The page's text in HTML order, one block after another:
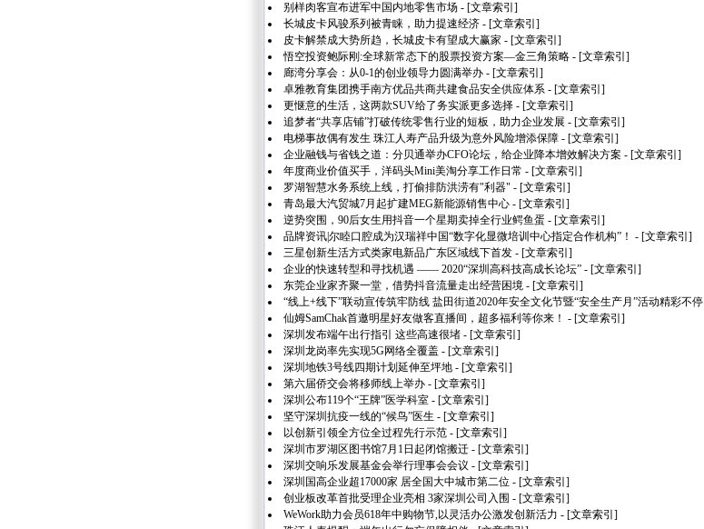
别样肉客宣布进军中国内地零售市场 - [文章索引]
长城皮卡风骏系列被青睐，助力提速经济 - [文章索引]
皮卡解禁成大势所趋，长城皮卡有望成大赢家 - [文章索引]
悟空投资鲍际刚:全球新常态下的股票投资方案—金三角策略 - [文章索引]
廊湾分享会：从0-1的创业领导力圆满举办 - [文章索引]
卓雅教育集团携手南方优品共商共建食品安全供应体系 - [文章索引]
更惬意的生活，这两款SUV给了务实派更多选择 - [文章索引]
追梦者“共享店铺”打破传统零售行业的短板，助力企业发展 - [文章索引]
电梯事故偶有发生 珠江人寿产品升级为意外风险增添保障 - [文章索引]
企业融钱与省钱之道：分贝通举办CFO论坛，给企业降本增效解决方案 - [文章索引]
年度商业价值买手，洋码头Mini美淘分享工作日常 - [文章索引]
罗湖智慧水务系统上线，打偷排防洪涝有"利器" - [文章索引]
青岛最大汽贸城7月起扩建MEG新能源销售中心 - [文章索引]
逆势突围，90后女生用抖音一个星期卖掉全行业鳄鱼蛋 - [文章索引]
品牌资讯|尔睦口腔成为汉瑞祥中国“数字化显微培训中心指定合作机构”！ - [文章索引]
三星创新生活方式类家电新品广东区域线下首发 - [文章索引]
企业的快速转型和寻找机遇 —— 2020“深圳高科技高成长论坛” - [文章索引]
东莞企业家齐聚一堂，借势抖音流量走出经营困境 - [文章索引]
“线上+线下”联动宣传筑牢防线 盐田街道2020年安全文化节暨“安全生产月”活动精彩不停
仙姆SamChak首邀明星好友做客直播间，超多福利等你来！ - [文章索引]
深圳发布端午出行指引 这些高速很堵 - [文章索引]
深圳龙岗率先实现5G网络全覆盖 - [文章索引]
深圳地铁3号线四期计划延伸至坪地 - [文章索引]
第六届侨交会将移师线上举办 - [文章索引]
深圳公布119个“王牌”医学科室 - [文章索引]
坚守深圳抗疫一线的“候鸟”医生 - [文章索引]
以创新引领全方位全过程先行示范 - [文章索引]
深圳市罗湖区图书馆7月1日起闭馆搬迁 - [文章索引]
深圳交响乐发展基金会举行理事会会议 - [文章索引]
深圳国高企业超17000家 居全国大中城市第二位 - [文章索引]
创业板改革首批受理企业亮相 3家深圳公司入围 - [文章索引]
WeWork助力会员618年中购物节,以灵活办公激发创新活力 - [文章索引]